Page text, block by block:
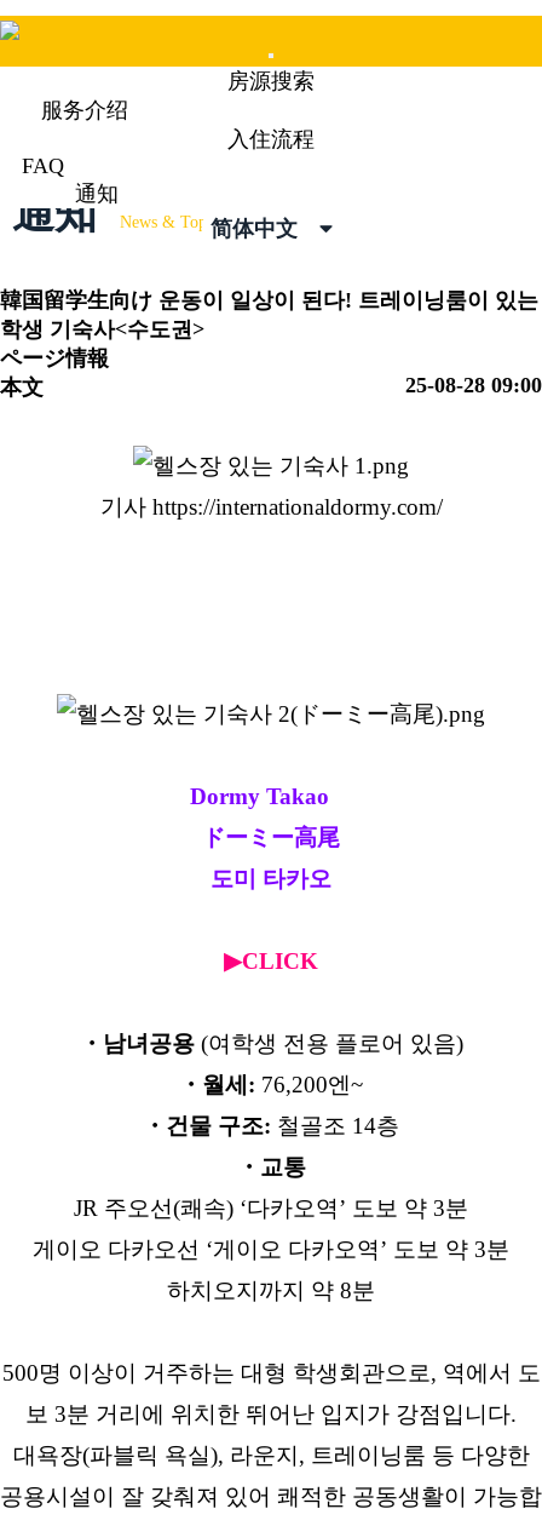
Mobile
Menu
房源搜索
服务介绍
入住流程
FAQ
通知
简体中文
通知 News & Topics
韓国留学生向け 운동이 일상이 된다! 트레이닝룸이 있는
학생 기숙사<수도권>
ページ情報
25-08-28 09:00
本文
기사 https://internationaldormy.com/
Dormy Takao
ドーミー高尾
도미 타카오
▶CLICK
・남녀공용(여학생 전용 플로어 있음)
・월세: 76,200엔~
・건물 구조: 철골조 14층
・교통
JR 주오선(쾌속) ‘다카오역’ 도보 약 3분
게이오 다카오선 ‘게이오 다카오역’ 도보 약 3분
하치오지까지 약 8분
500명 이상이 거주하는 대형 학생회관으로, 역에서 도
보 3분 거리에 위치한 뛰어난 입지가 강점입니다.
대욕장(파블릭 욕실), 라운지, 트레이닝룸 등 다양한
공용시설이 잘 갖춰져 있어 쾌적한 공동생활이 가능합